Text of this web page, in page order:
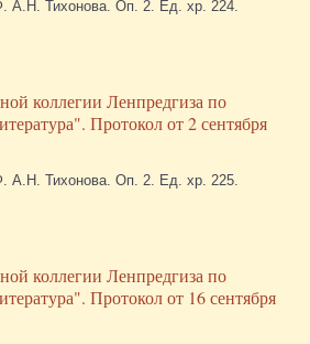
А.Н. Тихонова. Оп. 2. Ед. хр. 224.
коллегии Ленпредгиза по
Протокол от 2 сентября
А.Н. Тихонова. Оп. 2. Ед. хр. 225.
коллегии Ленпредгиза по
Протокол от 16 сентября